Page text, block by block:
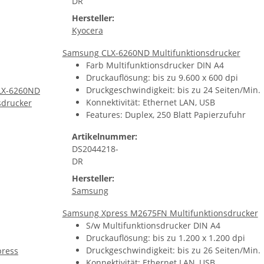
Hersteller:
Kyocera
Samsung CLX-6260ND Multifunktionsdrucker
Farb Multifunktionsdrucker DIN A4
Druckauflösung: bis zu 9.600 x 600 dpi
Druckgeschwindigkeit: bis zu 24 Seiten/Min.
Konnektivität: Ethernet LAN, USB
Features: Duplex, 250 Blatt Papierzufuhr
Artikelnummer:
DS2044218-
DR
Hersteller:
Samsung
Samsung Xpress M2675FN Multifunktionsdrucker
S/w Multifunktionsdrucker DIN A4
Druckauflösung: bis zu 1.200 x 1.200 dpi
Druckgeschwindigkeit: bis zu 26 Seiten/Min.